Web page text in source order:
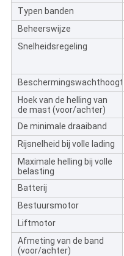
Typen banden
Beheerswijze
Snelheidsregeling
Beschermingswachthoogte
Hoek van de helling van
de mast (voor/achter)
De minimale draaiband
Rijsnelheid bij volle lading
Maximale helling bij volle
belasting
Batterij
Bestuursmotor
Liftmotor
Afmeting van de band
(voor/achter)